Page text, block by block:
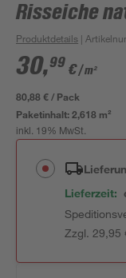
Risseiche
Produktdetails |
30,99 €/ m²
80,88 € / Pack
Paketinhalt:2,618 m²
inkl. 19% MwSt.
Lieferzeit:
Zzgl. 29,95